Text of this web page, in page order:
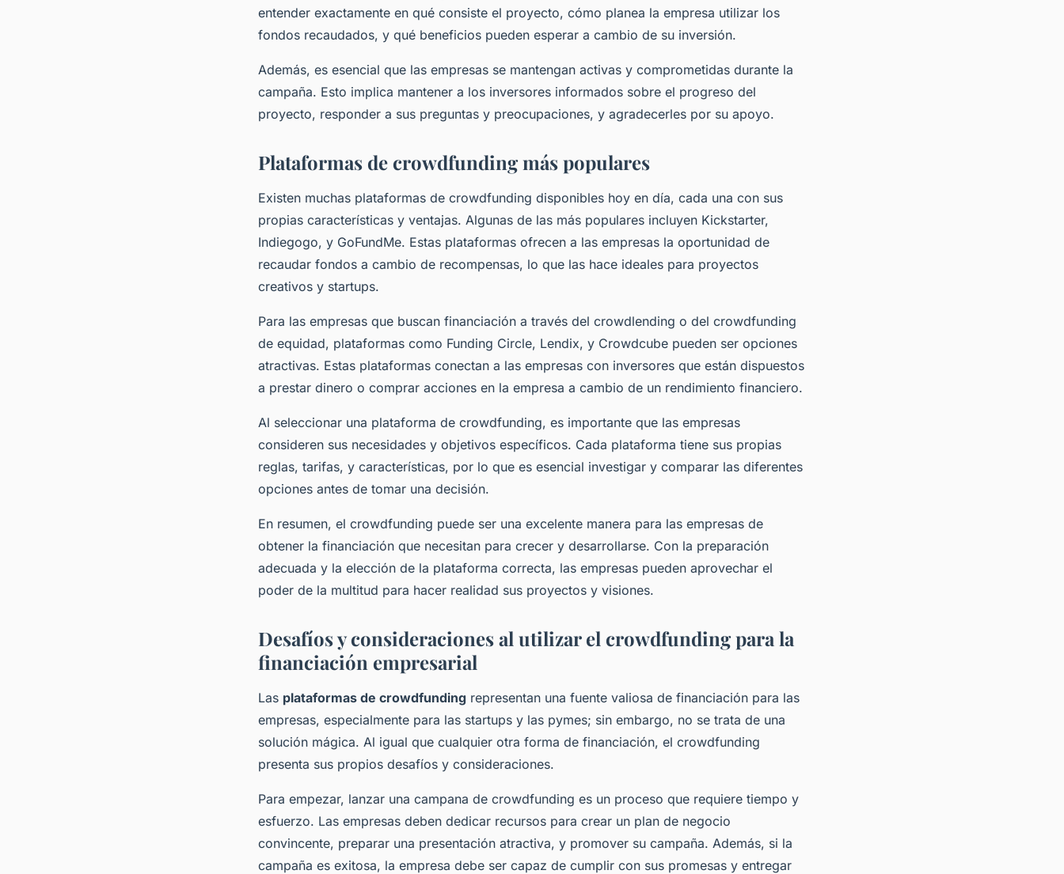
entender exactamente en qué consiste el proyecto, cómo planea la empresa utilizar los
fondos recaudados, y qué beneficios pueden esperar a cambio de su inversión.
Además, es esencial que las empresas se mantengan activas y comprometidas durante la
campaña. Esto implica mantener a los inversores informados sobre el progreso del
proyecto, responder a sus preguntas y preocupaciones, y agradecerles por su apoyo.
Plataformas de crowdfunding más populares
Existen muchas plataformas de crowdfunding disponibles hoy en día, cada una con sus
propias características y ventajas. Algunas de las más populares incluyen Kickstarter,
Indiegogo, y GoFundMe. Estas plataformas ofrecen a las empresas la oportunidad de
recaudar fondos a cambio de recompensas, lo que las hace ideales para proyectos
creativos y startups.
Para las empresas que buscan financiación a través del crowdlending o del crowdfunding
de equidad, plataformas como Funding Circle, Lendix, y Crowdcube pueden ser opciones
atractivas. Estas plataformas conectan a las empresas con inversores que están dispuestos
a prestar dinero o comprar acciones en la empresa a cambio de un rendimiento financiero.
Al seleccionar una plataforma de crowdfunding, es importante que las empresas
consideren sus necesidades y objetivos específicos. Cada plataforma tiene sus propias
reglas, tarifas, y características, por lo que es esencial investigar y comparar las diferentes
opciones antes de tomar una decisión.
En resumen, el crowdfunding puede ser una excelente manera para las empresas de
obtener la financiación que necesitan para crecer y desarrollarse. Con la preparación
adecuada y la elección de la plataforma correcta, las empresas pueden aprovechar el
poder de la multitud para hacer realidad sus proyectos y visiones.
Desafíos y consideraciones al utilizar el crowdfunding para la
financiación empresarial
Las plataformas de crowdfunding representan una fuente valiosa de financiación para las
empresas, especialmente para las startups y las pymes; sin embargo, no se trata de una
solución mágica. Al igual que cualquier otra forma de financiación, el crowdfunding
presenta sus propios desafíos y consideraciones.
Para empezar, lanzar una campana de crowdfunding es un proceso que requiere tiempo y
esfuerzo. Las empresas deben dedicar recursos para crear un plan de negocio
convincente, preparar una presentación atractiva, y promover su campaña. Además, si la
campaña es exitosa, la empresa debe ser capaz de cumplir con sus promesas y entregar